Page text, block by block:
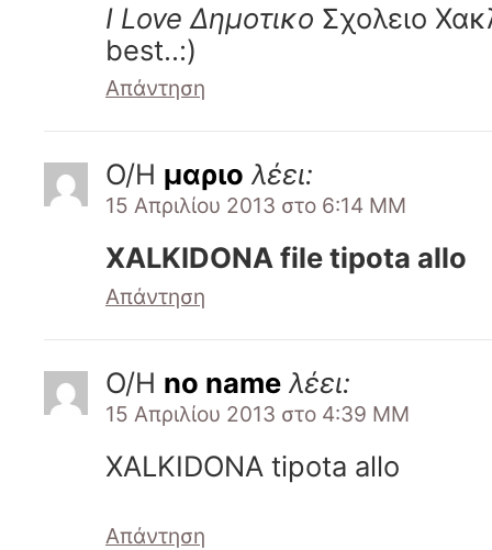
Ι Love Δημοτικο Σχολειο
best..:)
Απάντηση
Ο/Η μαριο λέει:
15 Απριλίου 2013 στο 6:14 ΜΜ
XALKIDONA file tipota allo
Απάντηση
Ο/Η no name λέει:
15 Απριλίου 2013 στο 4:39 ΜΜ
XALKIDONA tipota allo
Απάντηση